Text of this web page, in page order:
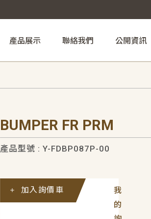
產品展示 聯絡我們 公開資訊
BUMPER FR PRM
產品型號 : Y-FDBP087P-00
我
的
加入詢價車